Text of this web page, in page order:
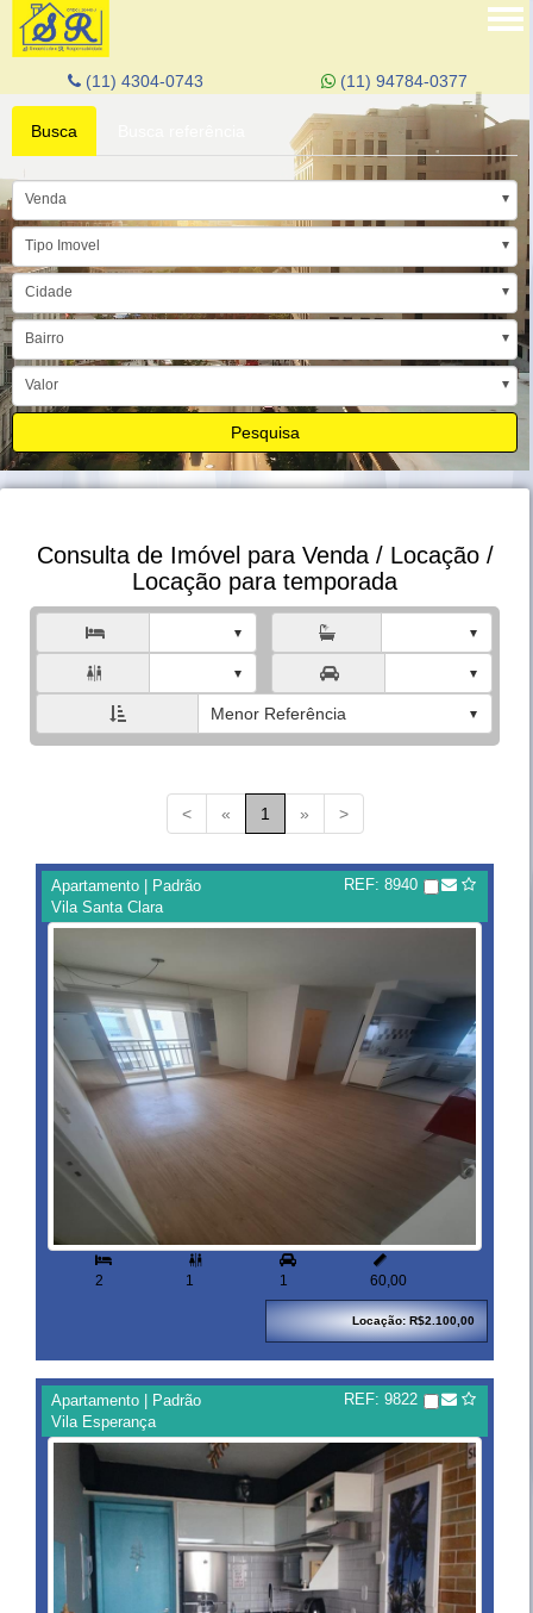
(11) 4304-0743 (11) 94784-0377
Busca
Venda
Tipo Imovel
Cidade
Bairro
Valor
Pesquisa
Consulta de Imóvel para Venda / Locação /
Locação para temporada

 
Menor Referência
< « 1 » >
Apartamento | Padrão
Vila Santa Clara
REF: 8940
2

1 1

60,00
Locação: R$2.100,00
Apartamento | Padrão
Vila Esperança
REF: 9822